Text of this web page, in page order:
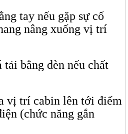
tay nếu gặp sự cố
nâng xuống vị trí
tải bằng đèn nếu chất
vị trí cabin lên tới điểm
(chức năng gắn